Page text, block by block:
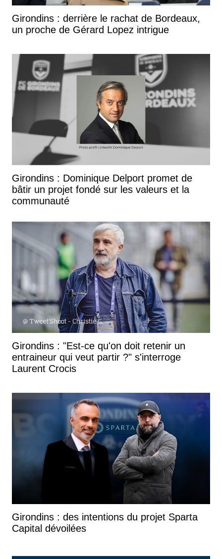
Girondins : derrière le rachat de Bordeaux,
un proche de Gérard Lopez intrigue
Girondins : Dominique Delport promet de
bâtir un projet fondé sur les valeurs et la
communauté
Girondins : "Est-ce qu'on doit retenir un
entraineur qui veut partir ?" s'interroge
Laurent Crocis
Girondins : des intentions du projet Sparta
Capital dévoilées